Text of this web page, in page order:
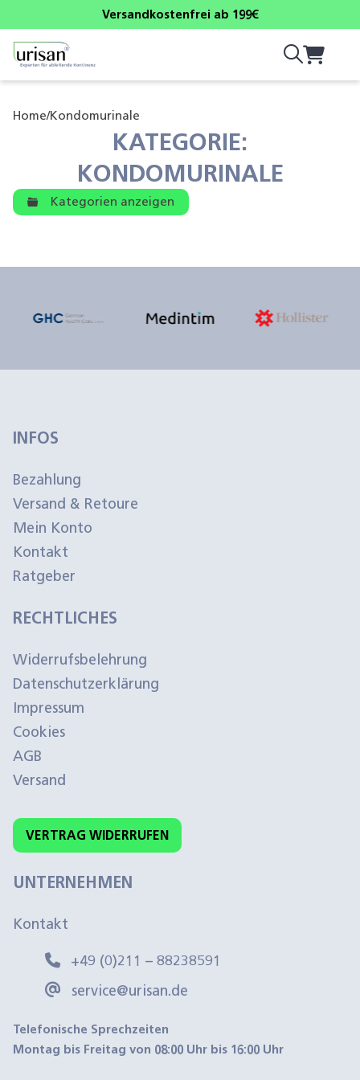
Versandkostenfrei ab 199€
Home/Kondomurinale
KATEGORIE:
KONDOMURINALE
INFOS
Bezahlung
Versand & Retoure
Mein Konto
Kontakt
Ratgeber
RECHTLICHES
Widerrufsbelehrung
Datenschutzerklärung
Impressum
Cookies
AGB
Versand
VERTRAG WIDERRUFEN
UNTERNEHMEN
Kontakt
+49 (0)211 – 88238591
service@urisan.de
Telefonische Sprechzeiten
Montag bis Freitag von 08:00 Uhr bis 16:00 Uhr